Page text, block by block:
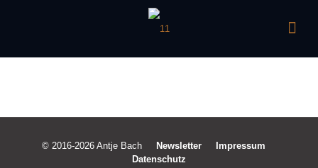
© 2016-2026 Antje Bach Newsletter
Impressum
Datenschutz